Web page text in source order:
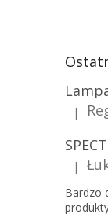
Ocena
|
Ocena
|
Bardzo